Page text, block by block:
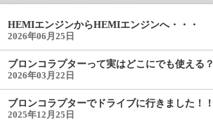
HEMIエンジンからHEMIエンジンへ・・・
2026年06月25日
ブロンコラプターって実はどこにでも使える？
2026年03月22日
ブロンコラプターでドライブに行きました！！
2025年12月25日